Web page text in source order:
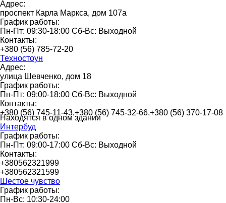
Адрес:
проспект Карла Маркса, дом 107а
График работы:
Пн-Пт: 09:30-18:00 Сб-Вс: Выходной
Контакты:
+380 (56) 785-72-20
Техностоун
Адрес:
улица Шевченко, дом 18
График работы:
Пн-Пт: 09:00-18:00 Сб-Вс: Выходной
Контакты:
+380 (56) 745-11-43,+380 (56) 745-32-66,+380 (56) 370-17-08
Находятся в одном здании
Интербуд
График работы:
Пн-Пт: 09:00-17:00 Сб-Вс: Выходной
Контакты:
+380562321999
+380562321599
Шестое чувство
График работы:
Пн-Вс: 10:30-24:00